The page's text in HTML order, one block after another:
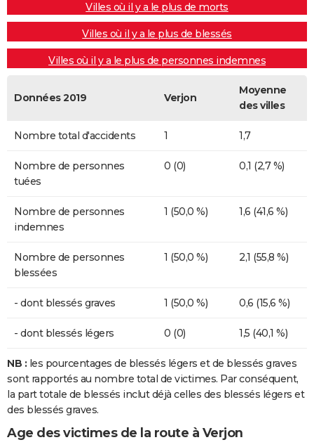
Villes où il y a le plus de morts
Villes où il y a le plus de blessés
Villes où il y a le plus de personnes indemnes
Données 2019 Verjon
Moyenne
des villes
Nombre total d'accidents 1 1,7
Nombre de personnes
tuées
0 (0) 0,1 (2,7 %)
Nombre de personnes
indemnes
1 (50,0 %) 1,6 (41,6 %)
Nombre de personnes
blessées
1 (50,0 %) 2,1 (55,8 %)
- dont blessés graves 1 (50,0 %) 0,6 (15,6 %)
- dont blessés légers 0 (0) 1,5 (40,1 %)
NB : les pourcentages de blessés légers et de blessés graves
sont rapportés au nombre total de victimes. Par conséquent,
la part totale de blessés inclut déjà celles des blessés légers et
des blessés graves.
Age des victimes de la route à Verjon